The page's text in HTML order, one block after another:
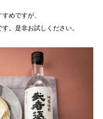
めですが、
。是非お試しください。